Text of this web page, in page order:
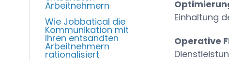
Arbeitnehmern
Wie Jobbatical die
Kommunikation mit
Ihren entsandten
Arbeitnehmern
rationalisiert
Einhaltung
Operative